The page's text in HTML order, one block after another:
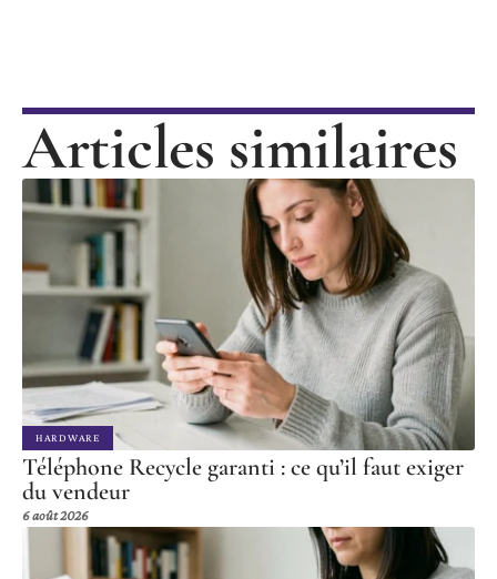
Articles similaires
HARDWARE
Téléphone Recycle garanti : ce qu’il faut exiger
du vendeur
6 août 2026